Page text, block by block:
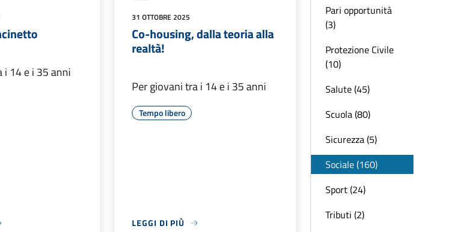
i 14 e i 35 anni
31 OTTOBRE 2025
Co-housing, dalla teoria alla
realtà!
Per giovani tra i 14 e i 35 anni
Tempo libero
LEGGI DI PIÙ
Pari opportunità
(3)
Protezione Civile
(10)
Salute (45)
Scuola (80)
Sicurezza (5)
Sociale (160)
Sport (24)
Tributi (2)